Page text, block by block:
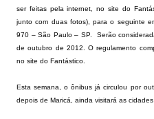
ser feitas pela internet, no site do
junto com duas fotos), para o seguinte
970 – São Paulo – SP. Serão
de outubro de 2012. O regulamento
no site do Fantástico.
Esta semana, o ônibus já circulou por
depois de Maricá, ainda visitará as